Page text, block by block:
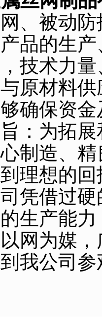
、被动
品的生
技术力
原材料
确保资
：为拓
制造、
理想的回
凭借过
生产能
网为媒
我公司